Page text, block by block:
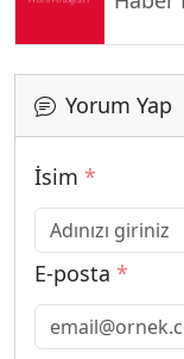
Yorum Yap
İsim *
E-posta *